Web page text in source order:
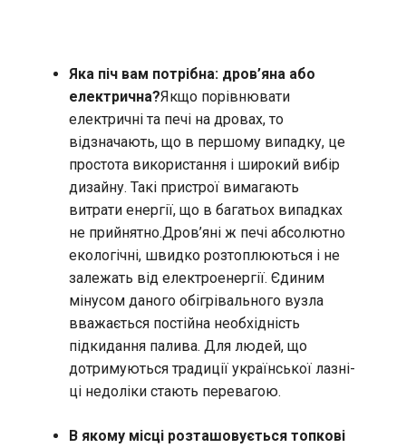
Яка піч вам потрібна: дров’яна або
електрична?Якщо порівнювати
електричні та печі на дровах, то
відзначають, що в першому випадку, це
простота використання і широкий вибір
дизайну. Такі пристрої вимагають
витрати енергії, що в багатьох випадках
не прийнятно.Дров’яні ж печі абсолютно
екологічні, швидко розтоплюються і не
залежать від електроенергії. Єдиним
мінусом даного обігрівального вузла
вважається постійна необхідність
підкидання палива. Для людей, що
дотримуються традиції української лазні-
ці недоліки стають перевагою.
В якому місці розташовується топкові